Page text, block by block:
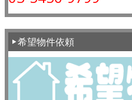
希望物件依頼